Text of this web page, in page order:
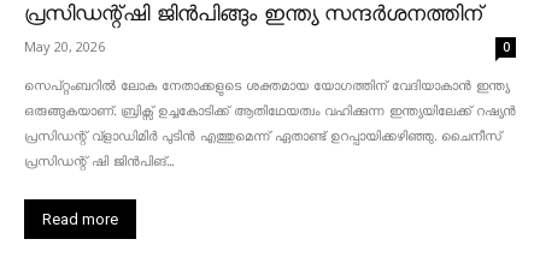
പ്രസിഡന്റ്ഷി ജിൻപിങ്ങും ഇന്ത്യ സന്ദർശനത്തിന്
May 20, 2026 0
സെപ്റ്റംബറിൽ ലോക നേതാക്കളുടെ ശക്തമായ യോഗത്തിന് വേദിയാകാൻ ഇന്ത്യ
ഒരുങ്ങുകയാണ്. ബ്രിക്സ് ഉച്ചകോടിക്ക് ആതിഥേയത്വം വഹിക്കുന്ന ഇന്ത്യയിലേക്ക് റഷ്യൻ
പ്രസിഡന്റ് വ്‌ളാഡിമിർ പുടിൻ എത്തുമെന്ന് ഏതാണ്ട് ഉറപ്പായിക്കഴിഞ്ഞു. ചൈനീസ്
പ്രസിഡന്റ് ഷി ജിൻപിങ്...
Read more